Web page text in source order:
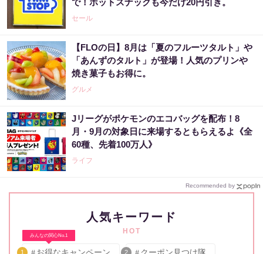
で！ホットスナックも今だけ20円引き。
セール
【FLOの日】8月は「夏のフルーツタルト」や
「あんずのタルト」が登場！人気のプリンや
焼き菓子もお得に。
グルメ
Jリーグがポケモンのエコバッグを配布！8
月・9月の対象日に来場するともらえるよ《全
60種、先着100万人》
ライフ
Recommended by
人気キーワード
HOT
みんなの関心No.1
1 2